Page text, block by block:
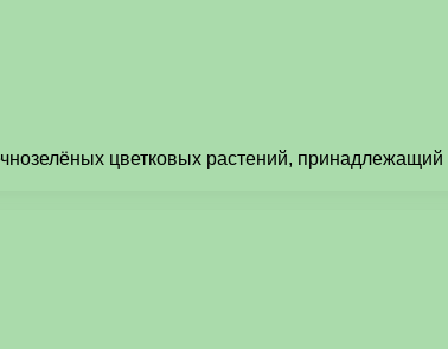
цветковых растений,